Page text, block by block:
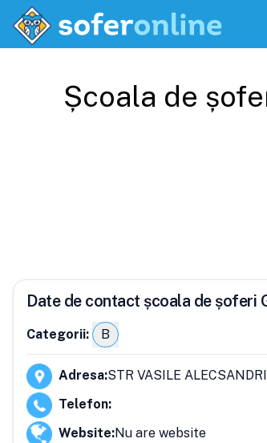
Școala de
Date de contact școala de șoferi
Categorii: B
Adresa:STR VASILE
Telefon:
Website:Nu are website